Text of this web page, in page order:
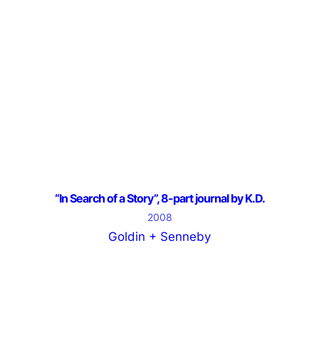
“In Search of a Story”, 8-part journal by K.D.
2008
Goldin + Senneby